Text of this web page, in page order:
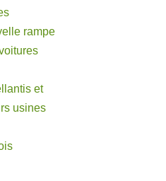
rampe
et
usines